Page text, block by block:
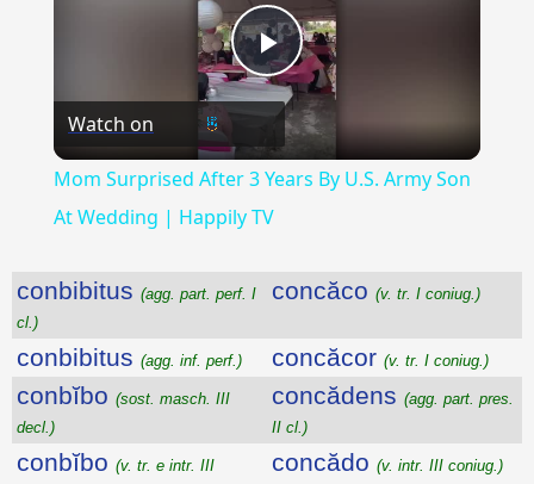
Play
Video
Watch on
Mom Surprised After 3 Years By U.S. Army Son
At Wedding | Happily TV
conbibitus (agg. part. perf. I
cl.)
concăco (v. tr. I coniug.)
conbibitus (agg. inf. perf.) concăcor (v. tr. I coniug.)
conbĭbo (sost. masch. III
decl.)
concădens (agg. part. pres.
II cl.)
conbĭbo (v. tr. e intr. III
concădo (v. intr. III coniug.)